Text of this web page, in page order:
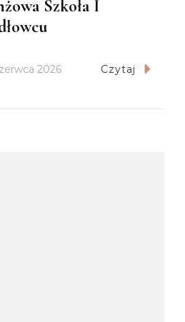
Szkoła I
2026 Czytaj